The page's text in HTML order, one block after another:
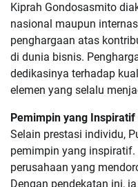
Kiprah Gondosasmito
nasional maupun
penghargaan atas
di dunia bisnis.
dedikasinya terhadap
elemen yang selalu
Pemimpin yang Inspiratif
Selain prestasi individu,
pemimpin yang
perusahaan yang
Dengan pendekatan ini,